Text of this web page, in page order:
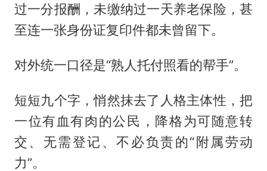
过一分报酬，未缴纳过一天养老保险，甚
至连一张身份证复印件都未曾留下。
对外统一口径是“熟人托付照看的帮手”。
短短九个字，悄然抹去了人格主体性，把
一位有血有肉的公民，降格为可随意转
交、无需登记、不必负责的“附属劳动
力”。